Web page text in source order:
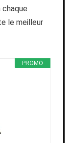
chaque
le meilleur
PROMO